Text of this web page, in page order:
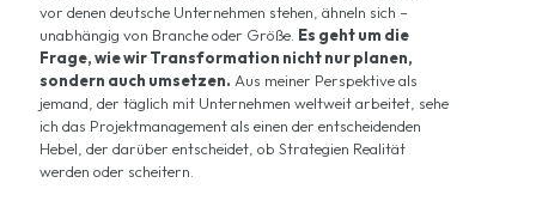
vor denen deutsche Unternehmen stehen, ähneln sich –
unabhängig von Branche oder Größe. Es geht um die
Frage, wie wir Transformation nicht nur planen,
sondern auch umsetzen. Aus meiner Perspektive als
jemand, der täglich mit Unternehmen weltweit arbeitet, sehe
ich das Projektmanagement als einen der entscheidenden
Hebel, der darüber entscheidet, ob Strategien Realität
werden oder scheitern.